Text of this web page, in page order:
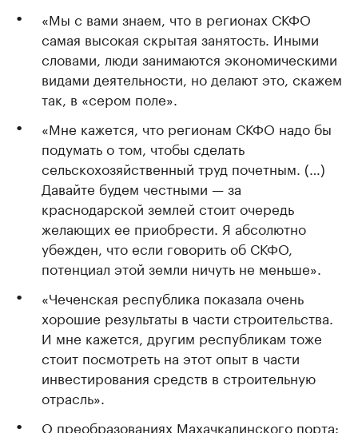
«Мы с вами знаем, что в регионах СКФО
самая высокая скрытая занятость. Иными
словами, люди занимаются экономическими
видами деятельности, но делают это, скажем
так, в «сером поле».
«Мне кажется, что регионам СКФО надо бы
подумать о том, чтобы сделать
сельскохозяйственный труд почетным. (…)
Давайте будем честными — за
краснодарской землей стоит очередь
желающих ее приобрести. Я абсолютно
убежден, что если говорить об СКФО,
потенциал этой земли ничуть не меньше».
«Чеченская республика показала очень
хорошие результаты в части строительства.
И мне кажется, другим республикам тоже
стоит посмотреть на этот опыт в части
инвестирования средств в строительную
отрасль».
О преобразованиях Махачкалинского порта: